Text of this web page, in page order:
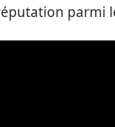
parmi